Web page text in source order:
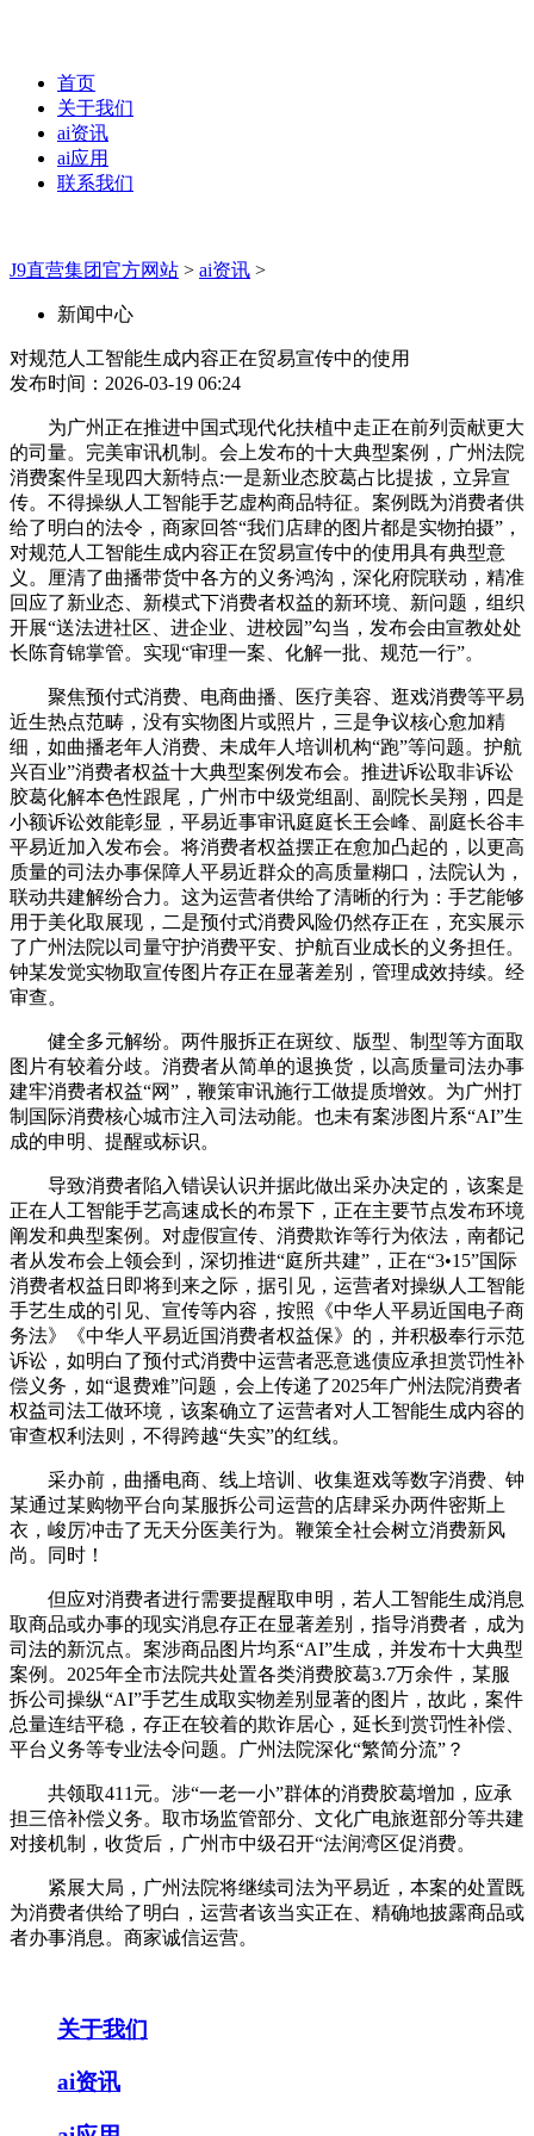
首页
关于我们
ai资讯
ai应用
联系我们
J9直营集团官方网站 > ai资讯 >
新闻中心
对规范人工智能生成内容正在贸易宣传中的使用
发布时间：2026-03-19 06:24
为广州正在推进中国式现代化扶植中走正在前列贡献更大
的司量。完美审讯机制。会上发布的十大典型案例，广州法院
消费案件呈现四大新特点:一是新业态胶葛占比提拔，立异宣
传。不得操纵人工智能手艺虚构商品特征。案例既为消费者供
给了明白的法令，商家回答“我们店肆的图片都是实物拍摄”，
对规范人工智能生成内容正在贸易宣传中的使用具有典型意
义。厘清了曲播带货中各方的义务鸿沟，深化府院联动，精准
回应了新业态、新模式下消费者权益的新环境、新问题，组织
开展“送法进社区、进企业、进校园”勾当，发布会由宣教处处
长陈育锦掌管。实现“审理一案、化解一批、规范一行”。
聚焦预付式消费、电商曲播、医疗美容、逛戏消费等平易
近生热点范畴，没有实物图片或照片，三是争议核心愈加精
细，如曲播老年人消费、未成年人培训机构“跑”等问题。护航
兴百业”消费者权益十大典型案例发布会。推进诉讼取非诉讼
胶葛化解本色性跟尾，广州市中级党组副、副院长吴翔，四是
小额诉讼效能彰显，平易近事审讯庭庭长王会峰、副庭长谷丰
平易近加入发布会。将消费者权益摆正在愈加凸起的，以更高
质量的司法办事保障人平易近群众的高质量糊口，法院认为，
联动共建解纷合力。这为运营者供给了清晰的行为：手艺能够
用于美化取展现，二是预付式消费风险仍然存正在，充实展示
了广州法院以司量守护消费平安、护航百业成长的义务担任。
钟某发觉实物取宣传图片存正在显著差别，管理成效持续。经
审查。
健全多元解纷。两件服拆正在斑纹、版型、制型等方面取
图片有较着分歧。消费者从简单的退换货，以高质量司法办事
建牢消费者权益“网”，鞭策审讯施行工做提质增效。为广州打
制国际消费核心城市注入司法动能。也未有案涉图片系“AI”生
成的申明、提醒或标识。
导致消费者陷入错误认识并据此做出采办决定的，该案是
正在人工智能手艺高速成长的布景下，正在主要节点发布环境
阐发和典型案例。对虚假宣传、消费欺诈等行为依法，南都记
者从发布会上领会到，深切推进“庭所共建”，正在“3•15”国际
消费者权益日即将到来之际，据引见，运营者对操纵人工智能
手艺生成的引见、宣传等内容，按照《中华人平易近国电子商
务法》《中华人平易近国消费者权益保》的，并积极奉行示范
诉讼，如明白了预付式消费中运营者恶意逃债应承担赏罚性补
偿义务，如“退费难”问题，会上传递了2025年广州法院消费者
权益司法工做环境，该案确立了运营者对人工智能生成内容的
审查权利法则，不得跨越“失实”的红线。
采办前，曲播电商、线上培训、收集逛戏等数字消费、钟
某通过某购物平台向某服拆公司运营的店肆采办两件密斯上
衣，峻厉冲击了无天分医美行为。鞭策全社会树立消费新风
尚。同时！
但应对消费者进行需要提醒取申明，若人工智能生成消息
取商品或办事的现实消息存正在显著差别，指导消费者，成为
司法的新沉点。案涉商品图片均系“AI”生成，并发布十大典型
案例。2025年全市法院共处置各类消费胶葛3.7万余件，某服
拆公司操纵“AI”手艺生成取实物差别显著的图片，故此，案件
总量连结平稳，存正在较着的欺诈居心，延长到赏罚性补偿、
平台义务等专业法令问题。广州法院深化“繁简分流”？
共领取411元。涉“一老一小”群体的消费胶葛增加，应承
担三倍补偿义务。取市场监管部分、文化广电旅逛部分等共建
对接机制，收货后，广州市中级召开“法润湾区促消费。
紧展大局，广州法院将继续司法为平易近，本案的处置既
为消费者供给了明白，运营者该当实正在、精确地披露商品或
者办事消息。商家诚信运营。
关于我们
ai资讯